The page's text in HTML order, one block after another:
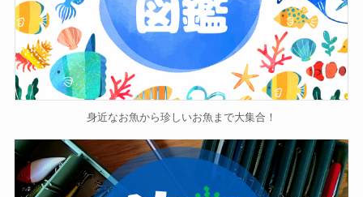
身近なお魚から珍しいお魚まで大集合！